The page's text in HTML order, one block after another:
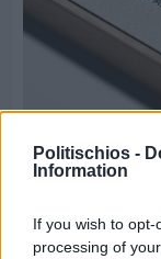
Politischios -
Information
If you wish to
processing of
Πριν 7 ημέρες
Τρίτος στη